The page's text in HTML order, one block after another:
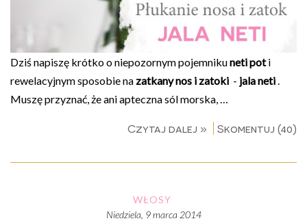
Dziś napiszę krótko o niepozornym pojemnikuneti poti
rewelacyjnym sposobie na zatkany nos i zatoki - jala neti
Muszę przyznać, że ani apteczna sól morska, …
Czytaj dalej » Skomentuj (40)
WŁOSY
niedziela, 9 marca 2014